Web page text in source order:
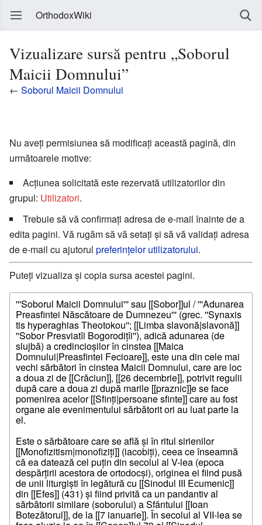
OrthodoxWiki
Vizualizare sursă pentru „Soborul
Maicii Domnului”
← Soborul Maicii Domnului
Nu aveți permisiunea să modificați această pagină, din
următoarele motive:
Acțiunea solicitată este rezervată utilizatorilor din
grupul: Utilizatori.
Trebuie să vă confirmați adresa de e-mail înainte de a
edita pagini. Vă rugăm să vă setați și să vă validați adresa
de e-mail cu ajutorul preferințelor utilizatorului.
Puteți vizualiza și copia sursa acestei pagini.